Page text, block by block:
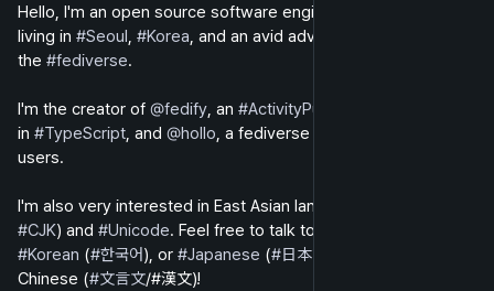
Hello, I'm an open source software engineer in my late 30s
living in #Seoul, #Korea, and an avid advocate of
the #fediverse.
I'm the creator of @fedify, an #ActivityPub
in #TypeScript, and @hollo, a fediverse microblog for single
users.
#CJK) and #Unicode. Feel free to talk to me in
#Korean (#한국어), or #Japanese (#日本語
Chinese (#文言文/#漢文)!